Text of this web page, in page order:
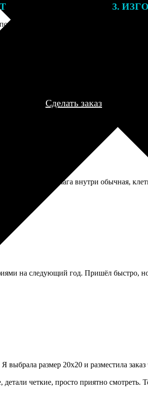
заказа к печати
могут связаться с Вами
телефону или email для
деталей.
3.
Оплатите
оплаты
Сделать заказ
Бумага внутри обычная,
на следующий год. Пришёл быстро,
выбрала размер 20х20 и разместила
четкие, просто приятно